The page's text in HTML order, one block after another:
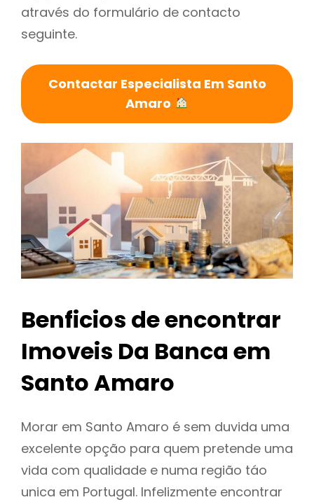
através do formulário de contacto
seguinte.
Contactar Especialista Em Santo
Amaro
Benficios de encontrar
Imoveis Da Banca em
Santo Amaro
Morar em Santo Amaro é sem duvida uma
excelente opção para quem pretende uma
vida com qualidade e numa região táo
unica em Portugal. Infelizmente encontrar